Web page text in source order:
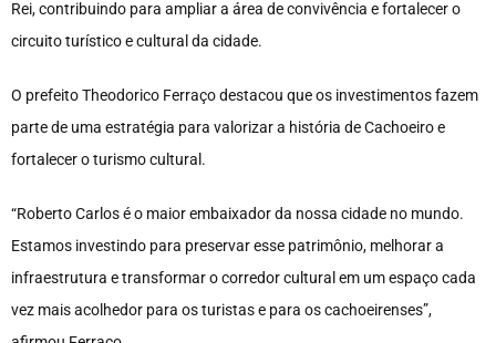
Rei, contribuindo para ampliar a área de convivência e fortalecer o
circuito turístico e cultural da cidade.
O prefeito Theodorico Ferraço destacou que os investimentos fazem
parte de uma estratégia para valorizar a história de Cachoeiro e
fortalecer o turismo cultural.
“Roberto Carlos é o maior embaixador da nossa cidade no mundo.
Estamos investindo para preservar esse patrimônio, melhorar a
infraestrutura e transformar o corredor cultural em um espaço cada
vez mais acolhedor para os turistas e para os cachoeirenses”,